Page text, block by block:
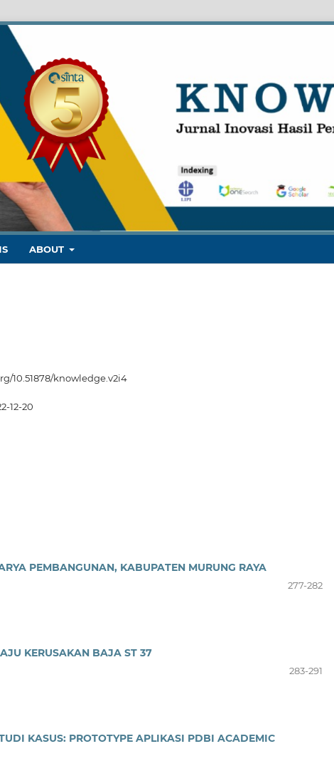
ABOUT
10.51878/knowledge.v2i4
12-20
PEMBANGUNAN, KABUPATEN MURUNG RAYA
277-282
KERUSAKAN BAJA ST 37
283-291
KASUS: PROTOTYPE APLIKASI PDBI ACADEMIC